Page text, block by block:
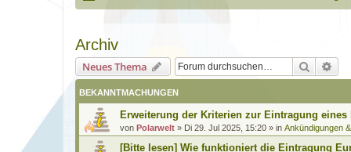
Archiv
Neues Thema Suche
BEKANNTMACHUNGEN
Erweiterung der Kriterien zur Eintragung eines
von Polarwelt » Di 29. Jul 2025, 15:20 » in Ankündigungen
[Bitte lesen] Wie funktioniert die Eintragung